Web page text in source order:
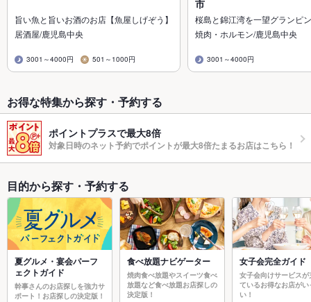
旨い魚と旨いお酒のお店【魚屋しげぞう】
居酒屋/鹿児島中央
3001～4000円 501～1000円
市
桜島と錦江湾を一望グランピ
焼肉・ホルモン/鹿児島中央
3001～4000円
お得な特集から探す・予約する
ポイントプラスで最大8倍
対象日時のネット予約でポイントが最大8倍たまるお店はこちら！
目的から探す・予約する
夏グルメ・宴会パーフ
ェクトガイド
幹事さんのお店探しを強力サ
ポート！お店探しの決定版！
食べ放題ナビゲーター
焼肉食べ放題やスイーツ食べ
放題など食べ放題お店探しの
決定版！
女子会完全ガイド
女子会向けサービスが
ているお得なお店がい
い！